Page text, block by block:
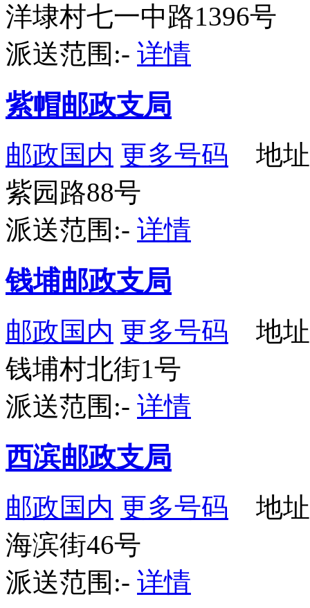
洋埭村七一中路1396号
派送范围:- 详情
紫帽邮政支局
邮政国内 更多号码 地址
紫园路88号
派送范围:- 详情
钱埔邮政支局
邮政国内 更多号码 地址
钱埔村北街1号
派送范围:- 详情
西滨邮政支局
邮政国内 更多号码 地址
海滨街46号
派送范围:- 详情